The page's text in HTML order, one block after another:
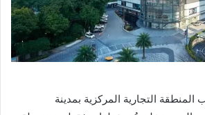
التجارية المركزية بمدينة